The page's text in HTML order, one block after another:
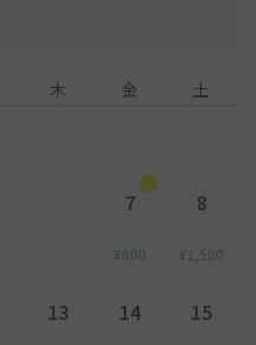
木 金 土
7
¥600
8
¥1,500
13 14 15